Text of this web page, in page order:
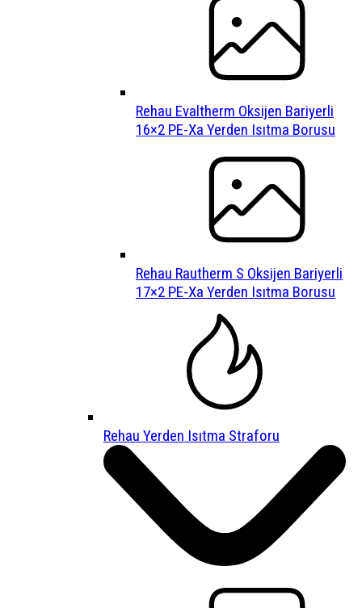
Rehau Evaltherm Oksijen Bariyerli
16×2 PE-Xa Yerden Isıtma Borusu
Rehau Rautherm S Oksijen Bariyerli
17×2 PE-Xa Yerden Isıtma Borusu
Rehau Yerden Isıtma Straforu